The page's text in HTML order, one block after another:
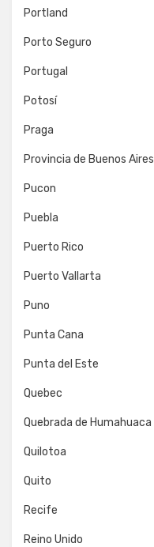
Portland
Porto Seguro
Portugal
Potosí
Praga
Provincia de Buenos Aires
Pucon
Puebla
Puerto Rico
Puerto Vallarta
Puno
Punta Cana
Punta del Este
Quebec
Quebrada de Humahuaca
Quilotoa
Quito
Recife
Reino Unido